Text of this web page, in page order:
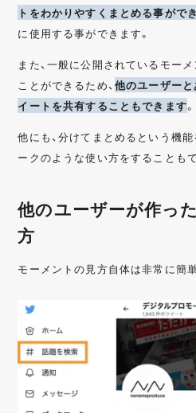
トをわかりやすくまとめる事がで
に使用する事ができます。
また、一般に公開されているモー
ことができるため、 他のユーザー
イートを共有することもできます。
他にも、分けてまとめるという機
ークのような使い方をすることも
他のユーザーが作っ
方
モーメントの見方自体は非常に簡単